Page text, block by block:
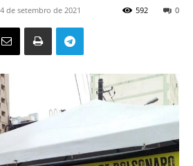
de setembro de 2021 0
592